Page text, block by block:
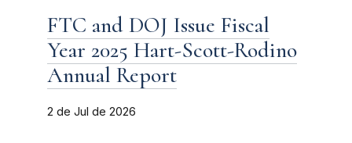
FTC and DOJ Issue Fiscal
Year 2025 Hart-Scott-Rodino
Annual Report
2 de Jul de 2026